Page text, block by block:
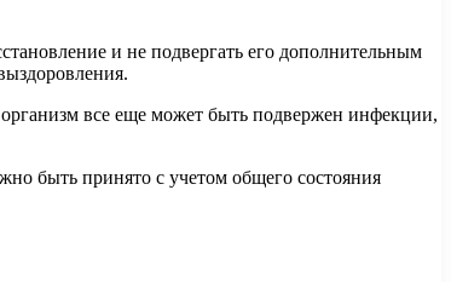
и не подвергать его дополнительным
все еще может быть подвержен инфекции,
быть принято с учетом общего состояния